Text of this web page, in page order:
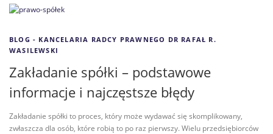
BLOG - KANCELARIA RADCY PRAWNEGO DR RAFAŁ R.
WASILEWSKI
Zakładanie spółki – podstawowe
informacje i najczęstsze błędy
Zakładanie spółki to proces, który może wydawać się skomplikowany,
zwłaszcza dla osób, które robią to po raz pierwszy. Wielu przedsiębiorców